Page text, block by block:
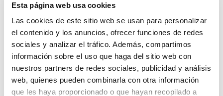
Esta página web usa cookies
Las cookies de este sitio web se usan para personalizar
el contenido y los anuncios, ofrecer funciones de redes
sociales y analizar el tráfico. Además, compartimos
información sobre el uso que haga del sitio web con
nuestros partners de redes sociales, publicidad y análisis
web, quienes pueden combinarla con otra información
que les haya proporcionado o que hayan recopilado a
evolucionar al mismo ritmo que la sociedad a
la que sirve, ofreciéndole un servicio público y
gratuito. El Personal al servicio de la
Administración de Justicia, a través de sus
representantes, quiere y debe contribuir al
proceso de configuración de las nuevas
estructuras; aportar ideas que permitan